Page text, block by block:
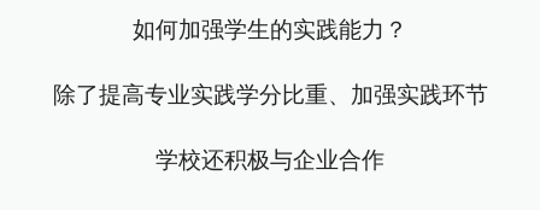
如何加强学生的实践能力？
除了提高专业实践学分比重、加强实践环节
学校还积极与企业合作